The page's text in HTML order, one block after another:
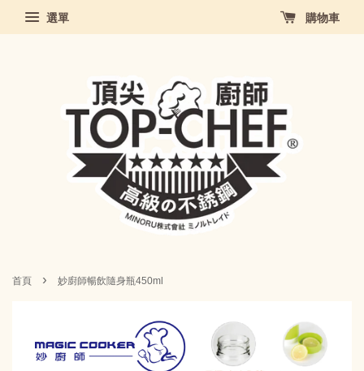
選單 購物車
首頁 › 妙廚師暢飲隨身瓶450ml